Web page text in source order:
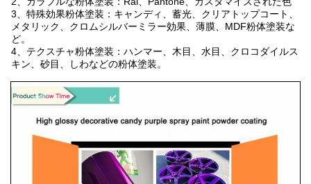
3、特殊効果粉体塗装：キャンディ、蓄光、クリアトップコート、
メタリック、クロムシルバーミラー効果、薄膜、MDF粉体塗装な
ど。
4、テクスチャ粉体塗装：ハンマー、木目、水目、クロコダイルス
キン、砂目、しわなどの粉体塗装。